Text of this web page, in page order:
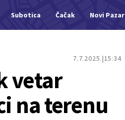
Subotica Čačak Novi Pazar
7.7.2025. 15:34
vetar
na terenu